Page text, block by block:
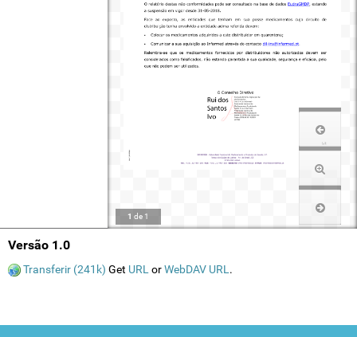
1 de 1
Versão 1.0
Transferir (241k) Get URL orWebDAV URL .